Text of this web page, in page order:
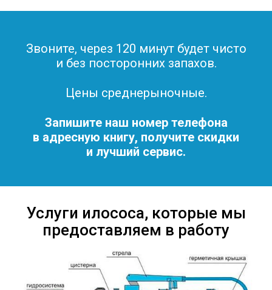
Звоните, через 120 минут будет чисто
и без посторонних запахов.
Цены среднерыночные.
Запишите наш номер телефона
в адресную книгу, получите скидки
и лучший сервис.
Услуги илососа, которые мы
предоставляем в работу